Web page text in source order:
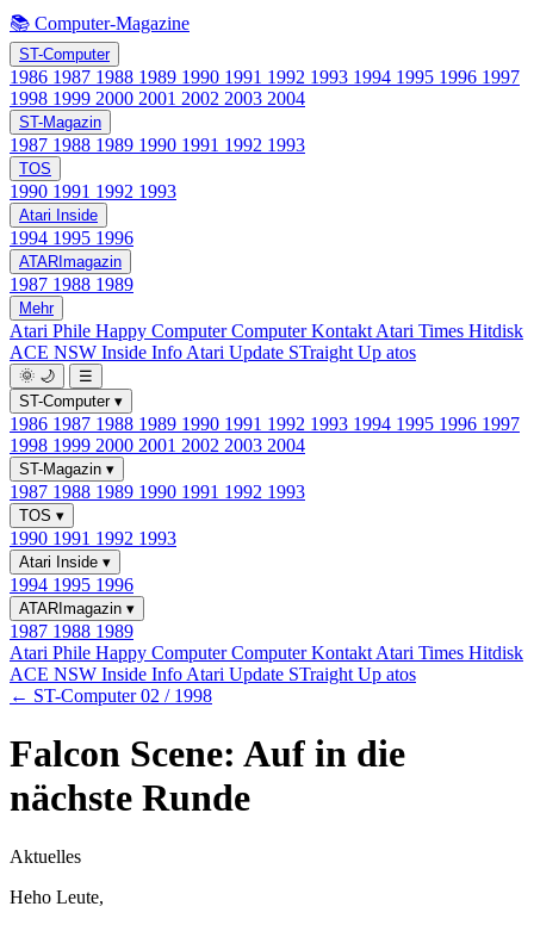
📚 Computer-Magazine
ST-Computer
1986 1987 1988 1989 1990 1991 1992 1993 1994 1995 1996 1997
1998 1999 2000 2001 2002 2003 2004
ST-Magazin
1987 1988 1989 1990 1991 1992 1993
TOS
1990 1991 1992 1993
Atari Inside
1994 1995 1996
ATARImagazin
1987 1988 1989
Mehr
Atari Phile Happy ComputerComputer Kontakt Atari Times Hitdisk
ACE NSW Inside Info Atari Update STraight Up atos
🌞 🌙
☰
ST-Computer ▾
1986 1987 1988 1989 1990 1991 1992 1993 1994 1995 1996 1997
1998 1999 2000 2001 2002 2003 2004
ST-Magazin ▾
1987 1988 1989 1990 1991 1992 1993
TOS ▾
1990 1991 1992 1993
Atari Inside ▾
1994 1995 1996
ATARImagazin ▾
1987 1988 1989
Atari Phile Happy ComputerComputer Kontakt Atari Times Hitdisk
ACE NSW Inside Info Atari Update STraight Up atos
← ST-Computer 02 / 1998
Falcon Scene: Auf in die
nächste Runde
Aktuelles
Heho Leute,